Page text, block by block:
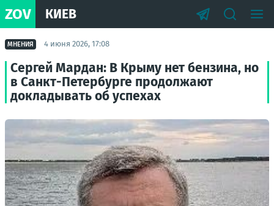
ZOV КИЕВ
МНЕНИЯ 4 июня 2026, 17:08
Сергей Мардан: В Крыму нет бензина, но
в Санкт-Петербурге продолжают
докладывать об успехах